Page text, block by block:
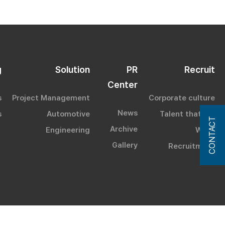
Solution
Project Management
Automotive
Engineering
PR
Center
News
Archive
Gallery
Recruit
Corporate culture
Talent that We
Want
Recruitment
CONTACT